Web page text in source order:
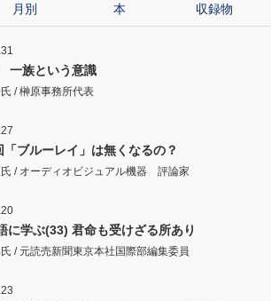
月別 本 収録物
一族という意識
/ 榊原事務所代表
「ブルーレイ」は無くなるの？
/ オーディオビジュアル機器 評論家
に学ぶ(33) 君命も受けざる所あり
/ 元読売新聞東京本社国際部編集委員